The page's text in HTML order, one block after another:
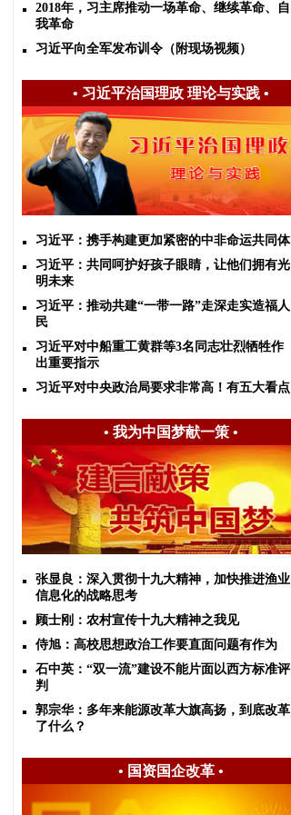
2018年，习主席推动一场革命、继续革命、自
我革命
习近平向全军发布训令（附现场视频）
• 习近平治国理政 理论与实践•
习近平：携手构建更加紧密的中非命运共同体
习近平：共同呵护好孩子眼睛，让他们拥有光
明未来
习近平：推动共建“一带一路”走深走实造福人
民
习近平对中船重工黄群等3名同志壮烈牺牲作
出重要指示
习近平对中央政治局要求非常高！有五大看点
• 我为中国梦献一策•
张显良：深入贯彻十九大精神，加快推进渔业
信息化的战略思考
顾士刚：农村宣传十九大精神之我见
侍旭：高校思想政治工作要直面问题有作为
石中英：“双一流”建设不能片面以西方标准评
判
郭宗华：多年来能源改革大旗高扬，到底改革
了什么？
• 国资国企改革•